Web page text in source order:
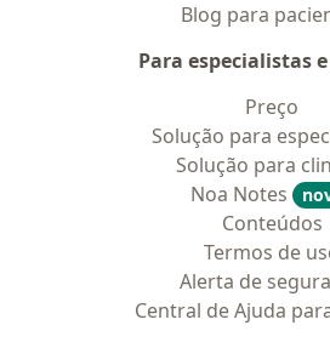
Blog para
Para especialistas
Preço
Solução para
Solução para
Noa Notes
Conteúdos
Termos de
Alerta de
Central de Ajuda